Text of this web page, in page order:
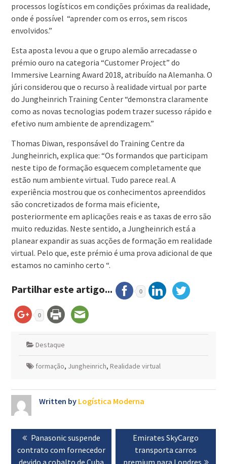
processos logísticos em condições próximas da realidade,
onde é possível “aprender com os erros, sem riscos
envolvidos.”
Esta aposta levou a que o grupo alemão arrecadasse o
prémio ouro na categoria “Customer Project” do
Immersive Learning Award 2018, atribuído na Alemanha. O
júri considerou que o recurso à realidade virtual por parte
do Jungheinrich Training Center “demonstra claramente
como as novas tecnologias podem trazer sucesso rápido e
efetivo num ambiente de aprendizagem.”
Thomas Diwan, responsável do Training Centre da
Jungheinrich, explica que: “Os formandos que participam
neste tipo de formação esquecem completamente que
estão num ambiente virtual. Tudo parece real. A
experiência mostrou que os conhecimentos apreendidos
são concretizados de forma mais eficiente,
posteriormente em aplicações reais e as taxas de erro são
muito reduzidas. Neste sentido, a Jungheinrich está a
planear expandir as suas acções de formação em realidade
virtual. Pelo que, este prémio é uma prova adicional de que
estamos no caminho certo “.
Partilhar este artigo... 0
0
Destaque
formação, Jungheinrich, Realidade virtual
Written by Logística Moderna
Navegação
artigos
Previous
post:
Panasonic suspende
contrato com fornecedor
devido a cobalto de Cuba
Next
post:
Emirates SkyCargo
transporta carros
premium para Londres